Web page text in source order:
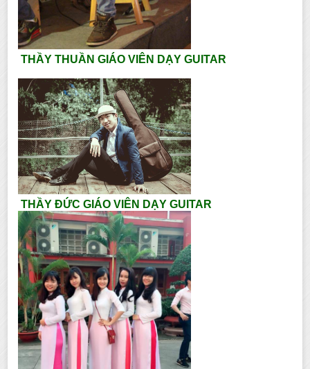
THẦY THUẦN GIÁO VIÊN DẠY GUITAR
THẦY ĐỨC GIÁO VIÊN DẠY GUITAR